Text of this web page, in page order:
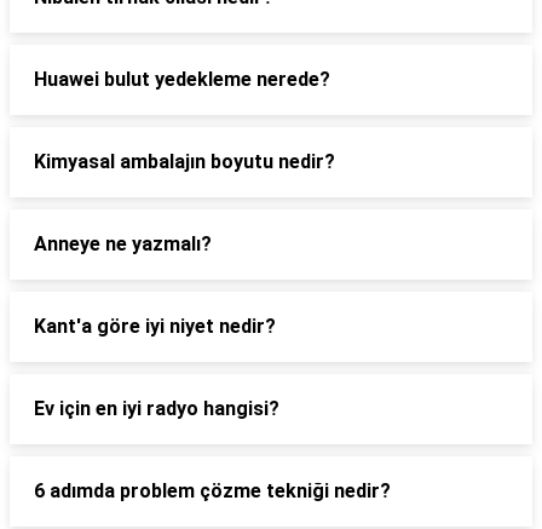
Huawei bulut yedekleme nerede?
Kimyasal ambalajın boyutu nedir?
Anneye ne yazmalı?
Kant'a göre iyi niyet nedir?
Ev için en iyi radyo hangisi?
6 adımda problem çözme tekniği nedir?